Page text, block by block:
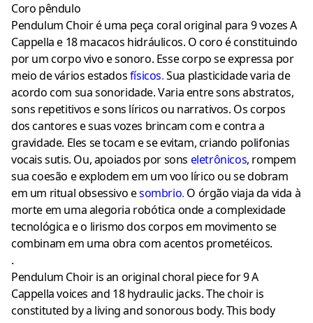
Coro pêndulo
Pendulum Choir é uma peça coral original para 9 vozes A
Cappella e 18 macacos hidráulicos. O coro é constituindo
por um corpo vivo e sonoro. Esse corpo se expressa por
meio de vários estadosfísicos.Sua plasticidade varia de
acordo com sua sonoridade. Varia entre sons abstratos,
sons repetitivos e sons líricos ou narrativos. Os corpos
dos cantores e suas vozes brincam com e contra a
gravidade. Eles se tocam e se evitam, criando polifonias
vocais sutis. Ou, apoiados por sons eletrônicos, rompem
sua coesão e explodem em um voo lírico ou se dobram
em um ritual obsessivo esombrio. O órgão viaja da vida à
morte em uma alegoria robótica onde a complexidade
tecnológica e o lirismo dos corpos em movimento se
combinam em uma obra com acentos prometéicos.
.
Pendulum Choir is an original choral piece for 9 A
Cappella voices and 18 hydraulic jacks. The choir is
constituted by a living and sonorous body. This body